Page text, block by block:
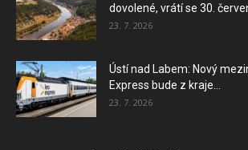
dovolené, vrátí se 30.
23. 7. 2026
Ústí nad Labem: Nový
Express bude z kraje...
23. 7. 2026